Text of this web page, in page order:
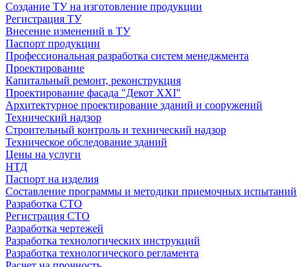
Создание ТУ на изготовление продукции
Регистрация ТУ
Внесение изменений в ТУ
Паспорт продукции
Профессиональная разработка систем менеджмента
Проектирование
Капитальный ремонт, реконструкция
Проектирование фасада "Декот XXI"
Архитектурное проектирование зданий и сооружений
Технический надзор
Строительный контроль и технический надзор
Техническое обследование зданий
Цены на услуги
НТД
Паспорт на изделия
Составление программы и методики приемочных испытаний
Разработка СТО
Регистрация СТО
Разработка чертежей
Разработка технологических инструкций
Разработка технологического регламента